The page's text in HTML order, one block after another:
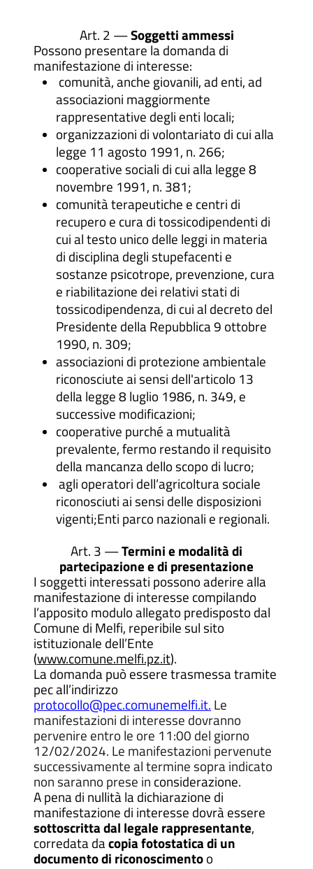
Art. 2 —Soggetti ammessi
Possono presentare la domanda di
manifestazione di interesse:
comunità, anche giovanili, ad enti, ad
associazioni maggiormente
rappresentative degli enti locali;
organizzazioni di volontariato di cui alla
legge 11 agosto 1991, n. 266;
cooperative sociali di cui alla legge 8
novembre 1991, n. 381;
comunità terapeutiche e centri di
recupero e cura di tossicodipendenti di
cui al testo unico delle leggi in materia
di disciplina degli stupefacenti e
sostanze psicotrope, prevenzione, cura
e riabilitazione dei relativi stati di
tossicodipendenza, di cui al decreto del
Presidente della Repubblica 9 ottobre
1990, n. 309;
associazioni di protezione ambientale
riconosciute ai sensi dell'articolo 13
della legge 8 luglio 1986, n. 349, e
successive modificazioni;
cooperative purché a mutualità
prevalente, fermo restando il requisito
della mancanza dello scopo di lucro;
agli operatori dell’agricoltura sociale
riconosciuti ai sensi delle disposizioni
vigenti;Enti parco nazionali e regionali.
Art. 3 —Termini e modalità di
partecipazione e di presentazione
I soggetti interessati possono aderire alla
manifestazione di interesse compilando
l’apposito modulo allegato predisposto dal
Comune di Melfi, reperibile sul sito
istituzionale dell’Ente
(www.comune.melfi.pz.it).
La domanda può essere trasmessa tramite
pec all’indirizzo
protocollo@pec.comunemelfi.it. Le
manifestazioni di interesse dovranno
pervenire entro le ore 11:00 del giorno
12/02/2024. Le manifestazioni pervenute
successivamente al termine sopra indicato
non saranno prese in considerazione.
A pena di nullità la dichiarazione di
manifestazione di interesse dovrà essere
sottoscritta dal legale rappresentante,
corredata dacopia fotostatica di un
documento di riconoscimentoo